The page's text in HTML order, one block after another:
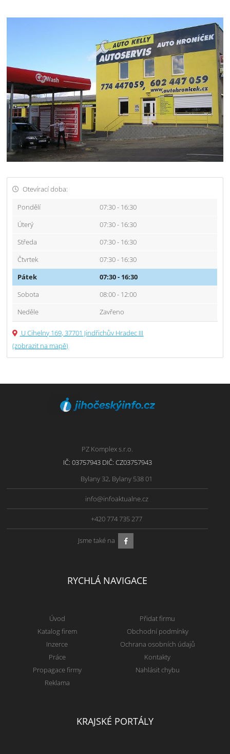
Otevírací doba:
Pondělí
07:30 - 16:30
Úterý
07:30 - 16:30
Středa
07:30 - 16:30
Čtvrtek
07:30 - 16:30
Pátek
07:30 - 16:30
Sobota
08:00 - 12:00
Neděle
Zavřeno
U Cihelny 169, 37701 Jindřichův Hradec III
(zobrazit na mapě)
PZ Komplex s.r.o.
IČ: 03757943 DIČ: CZ03757943
Bylany 32, Bylany 538 01
info@infoaktualne.cz
+420 774 735 277
Jsme také na
RYCHLÁ NAVIGACE
Úvod
Katalog firem
Inzerce
Práce
Propagace firmy
Reklama
Přidat firmu
Obchodní podmínky
Ochrana osobních údajů
Kontakty
Nahlásit chybu
KRAJSKÉ PORTÁLY